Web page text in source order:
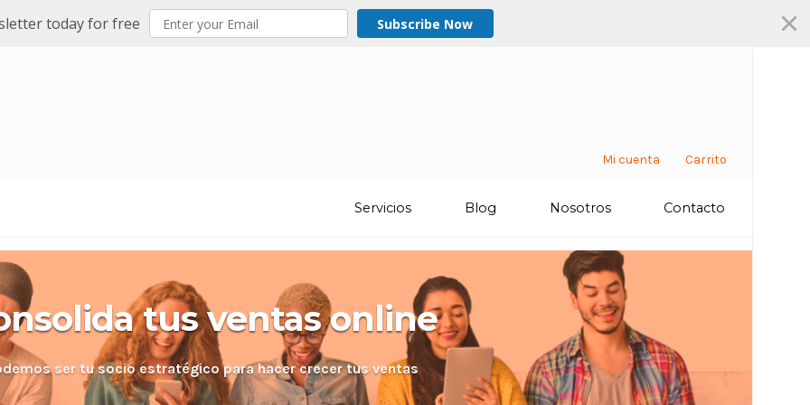
today for free
Subscribe Now
Mi cuenta Carrito
Contacto
Nosotros
Blog
Servicios
tus ventas online
ser tu socio estratégico para hacer crecer tus ventas